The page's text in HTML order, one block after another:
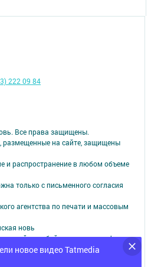
новое видео Tatmedia
Все права защищены.
на сайте, защищены
и распространение в любом объеме
только с письменного согласия
агентства по печати и массовым
новь
службой по надзору в сфере
массовых коммуникаций
222 09 84